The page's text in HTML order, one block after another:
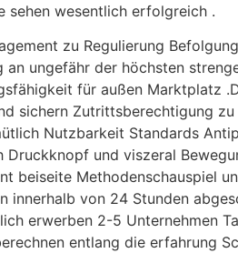
sehen wesentlich erfolgreich .
zu Regulierung
ungefähr der höchsten
für außen Marktplatz
sichern Zutrittsberechtigung
Nutzbarkeit Standards
und viszeral
beiseite Methodenschauspiel
von 24 Stunden
erwerben 2-5 Unternehmen
entlang die erfahrung